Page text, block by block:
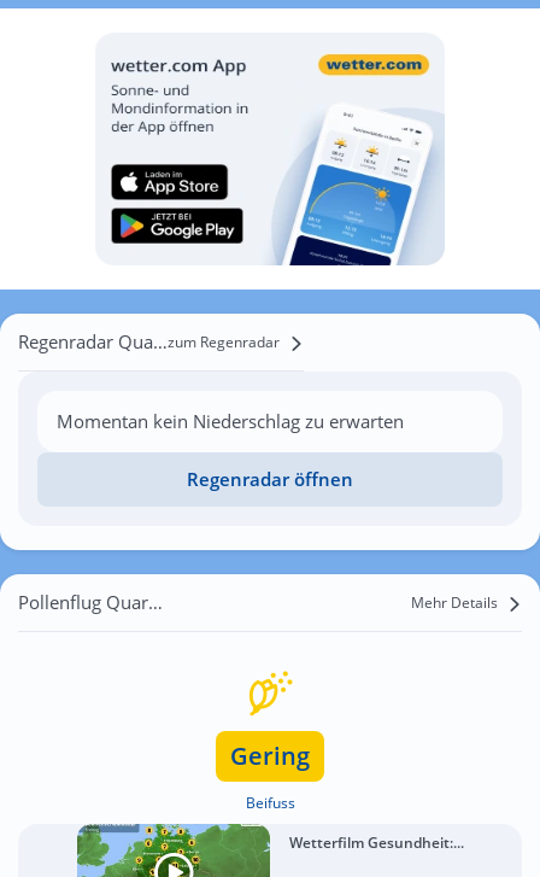
Regenradar Quaratazum Regenradar
Momentan kein Niederschlag zu erwarten
Regenradar öffnen
Pollenflug Quarata Mehr Details
Gering
Beifuss
Wetterfilm Gesundheit:...